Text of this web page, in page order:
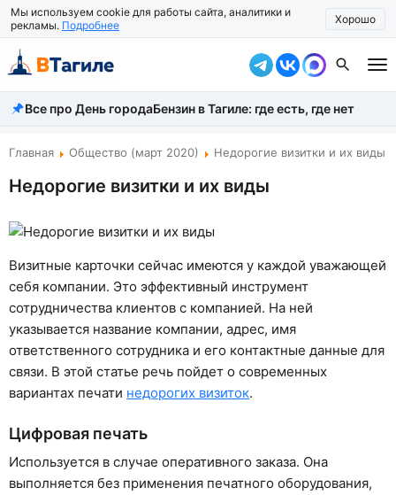
Мы используем cookie для работы сайта, аналитики и
рекламы. Подробнее Хорошо
Все новости
Происшествия
Город
Власть
Экономика
Общество
Рассказать новость
Все про День городаБензин в Тагиле: где есть, где нет
Главная Общество (март 2020) Недорогие визитки и их виды
Недорогие визитки и их виды
Визитные карточки сейчас имеются у каждой уважающей
себя компании. Это эффективный инструмент
сотрудничества клиентов с компанией. На ней
указывается название компании, адрес, имя
ответственного сотрудника и его контактные данные для
связи. В этой статье речь пойдет о современных
вариантах печати недорогих визиток.
Цифровая печать
Используется в случае оперативного заказа. Она
выполняется без применения печатного оборудования,